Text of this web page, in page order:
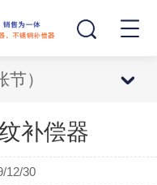
）
补偿器
12/30